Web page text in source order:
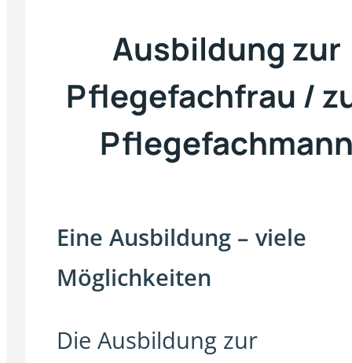
Ausbildung zur
Pflegefachfrau /
Eine Ausbildung – viele
Möglichkeiten
Die Ausbildung zur